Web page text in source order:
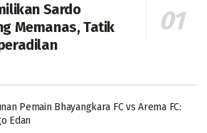
Sardo
Memanas, Tatik
Pemain Bhayangkara FC vs Arema FC:
Edan